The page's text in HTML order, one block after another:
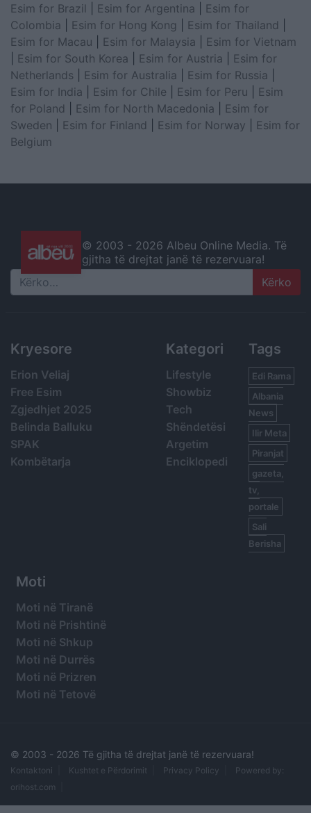
Esim for Brazil
Esim for Argentina
Esim for
Colombia
Esim for Hong Kong Esim for Thailand
Esim for Macau
Esim for Malaysia
Esim for Vietnam
Esim for South Korea Esim for Austria
Esim for
Netherlands
Esim for Australia Esim for Russia
Esim for India
Esim for Chile Esim for Peru
Esim
for Poland
Esim for North Macedonia
Esim for
Sweden
Esim for Finland Esim for Norway
Esim for
Belgium
© 2003 - 2026 Albeu Online Media. Të
gjitha të drejtat janë të rezervuara!
Search
Kryesore
Erion Veliaj
Free Esim
Zgjedhjet 2025
Belinda Balluku
SPAK
Kombëtarja
Kategori
Lifestyle
Showbiz
Tech
Shëndetësi
Argetim
Enciklopedi
Tags
Edi Rama
Albania
News
Ilir Meta
Piranjat
gazeta,
tv,
portale
Sali
Berisha
Moti
Moti në Tiranë
Moti në Prishtinë
Moti në Shkup
Moti në Durrës
Moti në Prizren
Moti në Tetovë
© 2003 - 2026 Të gjitha të drejtat janë të rezervuara!
Kontaktoni Kushtet e Përdorimit Privacy Policy
Powered by:
orihost.com